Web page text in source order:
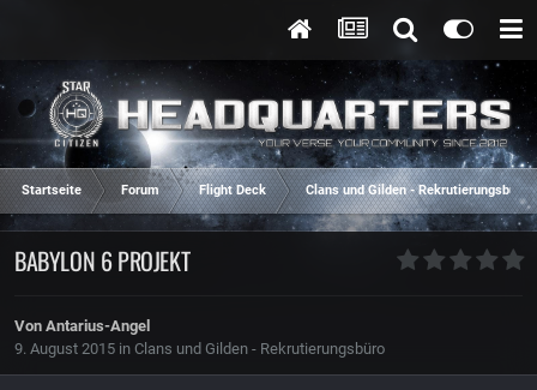
Startseite Forum Flight Deck Clans und Gilden - Rekrutierungsbüro
BABYLON 6 PROJEKT
Von Antarius-Angel
9. August 2015 in Clans und Gilden - Rekrutierungsbüro